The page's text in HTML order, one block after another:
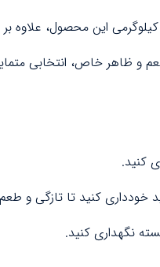
و ظاهر خاص، انتخابی
کنید.
خودداری کنید تا تازگی و
نگهداری کنید.